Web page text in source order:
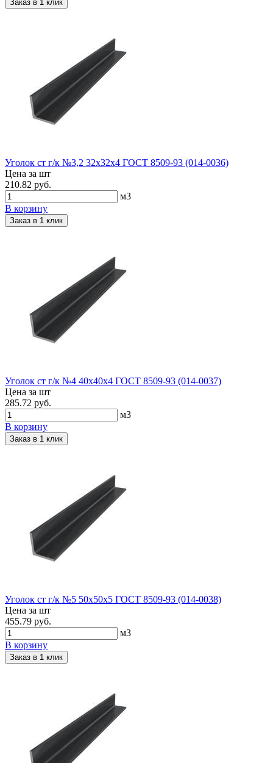
Заказ в 1 клик
Уголок ст г/к №3,2 32х32х4 ГОСТ 8509-93 (014-0036)
Цена за шт
210.82 руб.
м3
В корзину
Заказ в 1 клик
Уголок ст г/к №4 40х40х4 ГОСТ 8509-93 (014-0037)
Цена за шт
285.72 руб.
м3
В корзину
Заказ в 1 клик
Уголок ст г/к №5 50х50х5 ГОСТ 8509-93 (014-0038)
Цена за шт
455.79 руб.
м3
В корзину
Заказ в 1 клик